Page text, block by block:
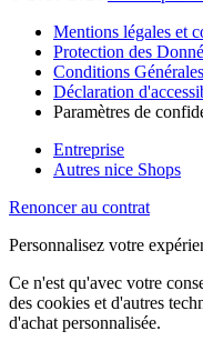
Mentions légales et
Protection des
Conditions
Déclaration
Paramètres de
Entreprise
Autres nice Shops
Renoncer au contrat
Personnalisez votre
Ce n'est qu'avec votre
des cookies et d'autres
d'achat personnalisée.